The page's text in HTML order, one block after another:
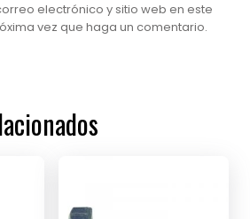
electrónico y sitio web en este
vez que haga un comentario.